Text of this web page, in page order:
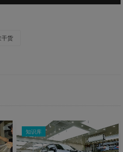
货
知识库